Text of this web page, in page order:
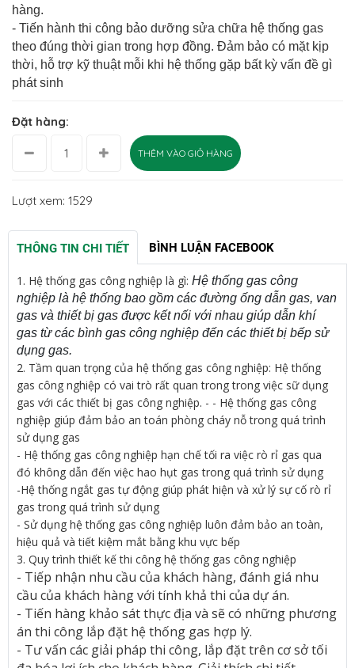
hàng.
- Tiến hành thi công bảo dưỡng sửa chữa hệ thống gas
theo đúng thời gian trong hợp đồng. Đảm bảo có mặt kịp
thời, hỗ trợ kỹ thuật mỗi khi hệ thống gặp bất kỳ vấn đề gì
phát sinh
Đặt hàng:
THÊM VÀO GIỎ HÀNG
Lượt xem: 1529
THÔNG TIN CHI TIẾT BÌNH LUẬN FACEBOOK
1. Hệ thống gas công nghiệp là gì: Hệ thống gas công
nghiệp là hệ thống bao gồm các đường ống dẫn gas, van
gas và thiết bị gas được kết nối với nhau giúp dẫn khí
gas từ các bình gas công nghiệp đến các thiết bị bếp sử
dụng gas.
2. Tầm quan trọng của hệ thống gas công nghiệp: Hệ thống
gas công nghiệp có vai trò rất quan trong trong việc sữ dụng
gas với các thiết bị gas công nghiệp. - - Hệ thống gas công
nghiệp giúp đảm bảo an toán phòng cháy nỗ trong quá trình
sử dụng gas
- Hệ thống gas công nghiệp hạn chế tối ra việc rò rỉ gas qua
đó không dẫn đến việc hao hụt gas trong quá trình sử dụng
-Hệ thống ngắt gas tự động giúp phát hiện và xử lý sự cố rò rỉ
gas trong quá trình sử dụng
- Sử dụng hệ thống gas công nghiệp luôn đảm bảo an toàn,
hiệu quả và tiết kiệm mắt bằng khu vực bếp
3. Quy trình thiết kế thi công hệ thống gas công nghiệp
- Tiếp nhận nhu cầu của khách hàng, đánh giá nhu
cầu của khách hàng với tính khả thi của dự án.
- Tiến hàng khảo sát thực địa và sẽ có những phương
án thi công lắp đặt hệ thống gas hợp lý.
- Tư vấn các giải pháp thi công, lắp đặt trên cơ sở tối